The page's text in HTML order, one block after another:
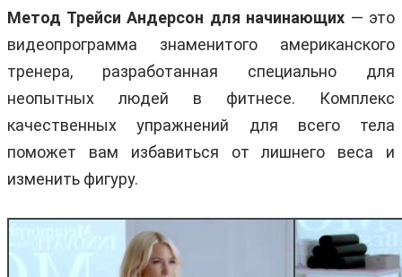
Метод Трейси Андерсон для начинающих — это
видеопрограмма знаменитого американского
тренера, разработанная специально для
неопытных людей в фитнесе. Комплекс
качественных упражнений для всего тела
поможет вам избавиться от лишнего веса и
изменить фигуру.